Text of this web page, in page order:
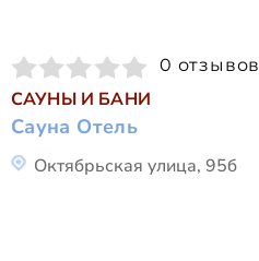
0 отзывов
САУНЫ И БАНИ
Сауна Отель
Октябрьская улица, 95б